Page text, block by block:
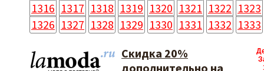
1316 1317 1318 1319 1320 1321 1322 1323
1326 1327 1328 1329 1330 1331 1332 1333
Скидка 20%
дополнительно на